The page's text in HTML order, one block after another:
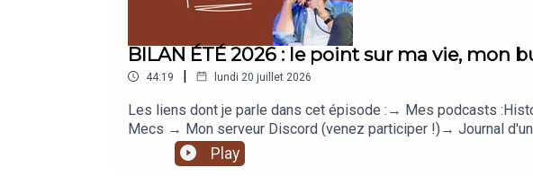
BILAN ÉTÉ 2026 : le point sur ma vie, mon
44:19 | lundi 20 juillet 2026
Les liens dont je parle dans cet épisode :→ Mes podcasts
Mecs → Mon serveur Discord (venez participer !)→ Journal
les conflits→ Mon offre de coaching individuel et le
podcast→ Le nouveau site pour Histoires d'Argent !Merci pour
Play